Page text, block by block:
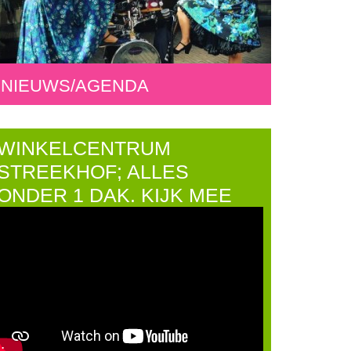
NIEUWS/AGENDA
ALLES
1 DAK. KIJK MEE
.